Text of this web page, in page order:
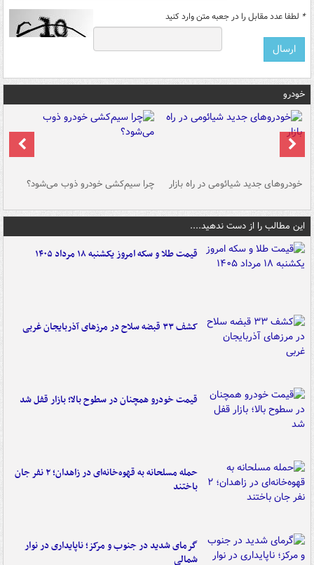
* لطفا عدد مقابل را در جعبه متن وارد کنید
خودرو
خودروهای جدید شیائومی در راه بازار چرا سیم‌کشی خودرو ذوب می‌شود؟
این مطالب را از دست ندهید....
قیمت طلا و سکه امروز یکشنبه ۱۸ مرداد ۱۴۰۵
کشف ۳۳ قبضه سلاح در مرزهای آذربایجان غربی
قیمت خودرو همچنان در سطوح بالا؛ بازار قفل شد
حمله مسلحانه به قهوه‌خانه‌ای در زاهدان؛ ۲ نفر جان
باختند
گرمای شدید در جنوب و مرکز؛ ناپایداری در نوار
شمالی